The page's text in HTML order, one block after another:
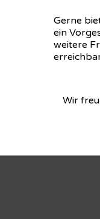
Gerne
ein
weitere
Wir